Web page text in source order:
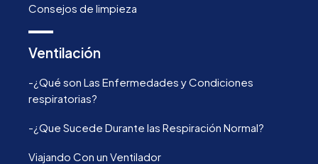
Consejos de limpieza
Ventilación
-¿Qué son Las Enfermedades y Condiciones
respiratorias?
-¿Que Sucede Durante las Respiración Normal?
Viajando Con un Ventilador